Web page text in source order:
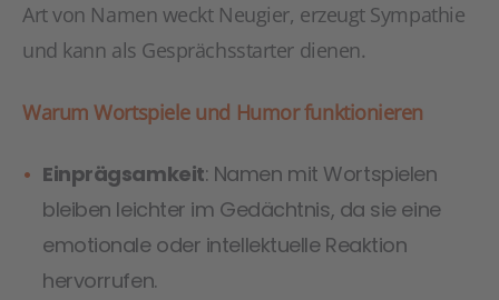
Art von Namen weckt Neugier, erzeugt Sympathie
und kann als Gesprächsstarter dienen.
Warum Wortspiele und Humor funktionieren
Einprägsamkeit: Namen mit Wortspielen
bleiben leichter im Gedächtnis, da sie eine
emotionale oder intellektuelle Reaktion
hervorrufen.